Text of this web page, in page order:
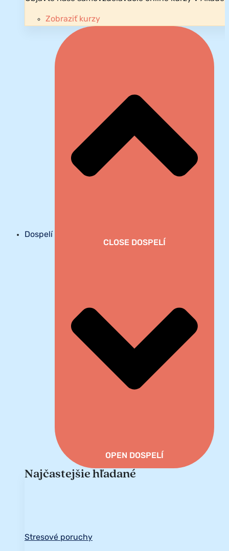
Zobraziť kurzy
Dospelí
CLOSE DOSPELÍ
OPEN DOSPELÍ
Najčastejšie hľadané
Stresové poruchy